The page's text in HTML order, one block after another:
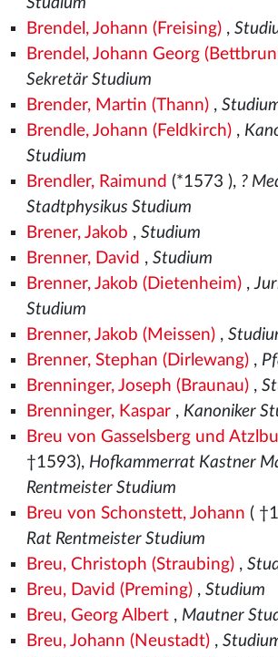
Brendel, Johann (Freising),
Brendel, Johann Georg
Sekretär Studium
Brender, Martin (Thann),
Brendle, Johann (Feldkirch),
Studium
Brendler, Raimund (*1573 ), ?
Stadtphysikus Studium
Brener, Jakob , Studium
Brenner, David , Studium
Brenner, Jakob (Dietenheim),
Studium
Brenner, Jakob (Meissen),
Brenner, Stephan (Dirlewang),
Brenninger, Joseph (Braunau),
Brenninger, Kaspar, Kanoniker
Breu von Gasselsberg und
†1593), Hofkammerrat Kastner
Rentmeister Studium
Breu von Schonstett, Johann (
Rat Rentmeister Studium
Breu, Christoph (Straubing),
Breu, David (Preming), Studium
Breu, Georg Albert, Mautner
Breu, Johann (Neustadt),